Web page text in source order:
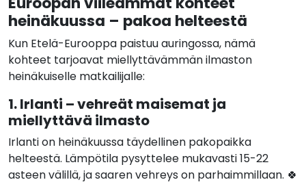
heinäkuussa – pakoa helteestä
Kun Etelä-Eurooppa paistuu auringossa, nämä
kohteet tarjoavat miellyttävämmän ilmaston
heinäkuiselle matkailijalle:
1. Irlanti – vehreät maisemat ja
miellyttävä ilmasto
Irlanti on heinäkuussa täydellinen pakopaikka
helteestä. Lämpötila pysyttelee mukavasti 15-22
asteen välillä, ja saaren vehreys on parhaimmillaan. 🍀